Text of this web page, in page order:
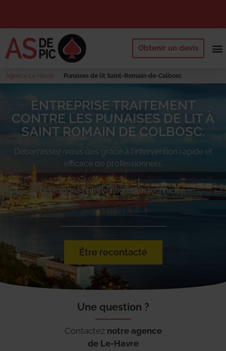
Obtenir un devis
Agence Le Havre Punaises de lit Saint-Romain-de-Colbosc
ENTREPRISE TRAITEMENT
CONTRE LES PUNAISES DE LIT À
SAINT ROMAIN DE COLBOSC.
Débarrassez-vous des grâce à l’intervention rapide et
efficace de professionnels.
Demandez l’intervention d’un technicien.
Devis immédiat
Être recontacté
Une question ?
Contactez notre agence
de Le-Havre